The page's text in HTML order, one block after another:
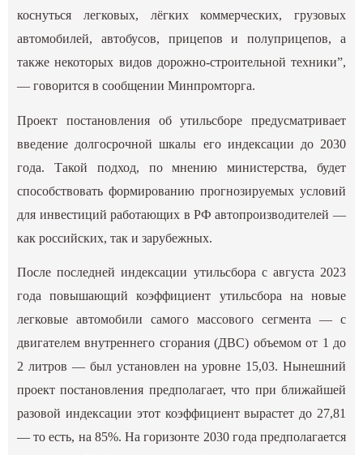
коснуться легковых, лёгких коммерческих, грузовых
автомобилей, автобусов, прицепов и полуприцепов, а
также некоторых видов дорожно-строительной техники”,
— говорится в сообщении Минпромторга.
Проект постановления об утильсборе предусматривает
введение долгосрочной шкалы его индексации до 2030
года. Такой подход, по мнению министерства, будет
способствовать формированию прогнозируемых условий
для инвестиций работающих в РФ автопроизводителей —
как российских, так и зарубежных.
После последней индексации утильсбора с августа 2023
года повышающий коэффициент утильсбора на новые
легковые автомобили самого массового сегмента — с
двигателем внутреннего сгорания (ДВС) объемом от 1 до
2 литров — был установлен на уровне 15,03. Нынешний
проект постановления предполагает, что при ближайшей
разовой индексации этот коэффициент вырастет до 27,81
— то есть, на 85%. На горизонте 2030 года предполагается